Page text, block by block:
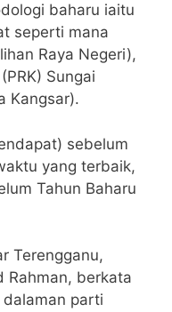
baharu iaitu
seperti mana
Raya Negeri),
Sungai
Kangsar).
sebelum
yang terbaik,
Tahun Baharu
Terengganu,
Rahman, berkata
parti